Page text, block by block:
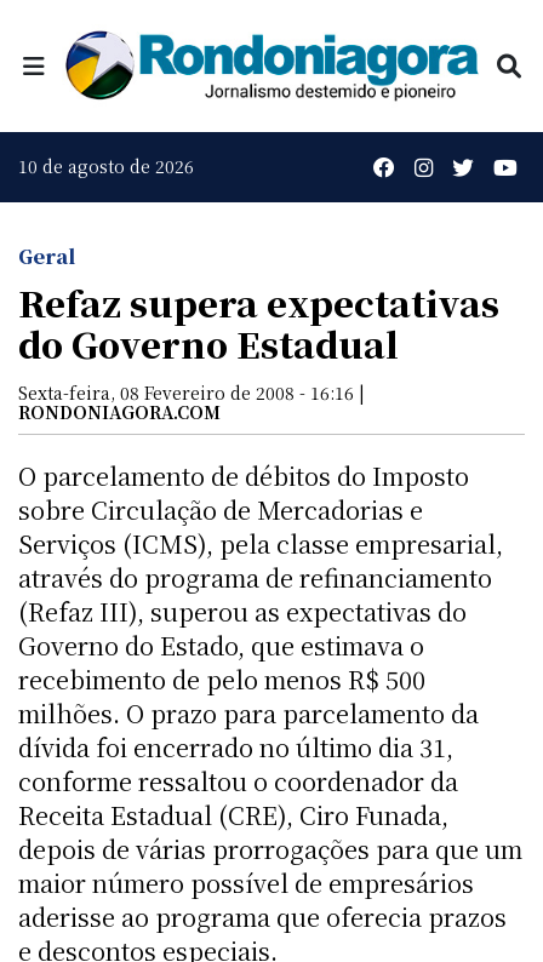
10 de agosto de 2026
Geral
Refaz supera expectativas
do Governo Estadual
Sexta-feira, 08 Fevereiro de 2008 - 16:16 |
RONDONIAGORA.COM
O parcelamento de débitos do Imposto
sobre Circulação de Mercadorias e
Serviços (ICMS), pela classe empresarial,
através do programa de refinanciamento
(Refaz III), superou as expectativas do
Governo do Estado, que estimava o
recebimento de pelo menos R$ 500
milhões. O prazo para parcelamento da
dívida foi encerrado no último dia 31,
conforme ressaltou o coordenador da
Receita Estadual (CRE), Ciro Funada,
depois de várias prorrogações para que um
maior número possível de empresários
aderisse ao programa que oferecia prazos
e descontos especiais.